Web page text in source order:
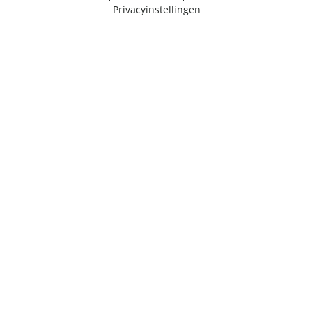
Privacyinstellingen